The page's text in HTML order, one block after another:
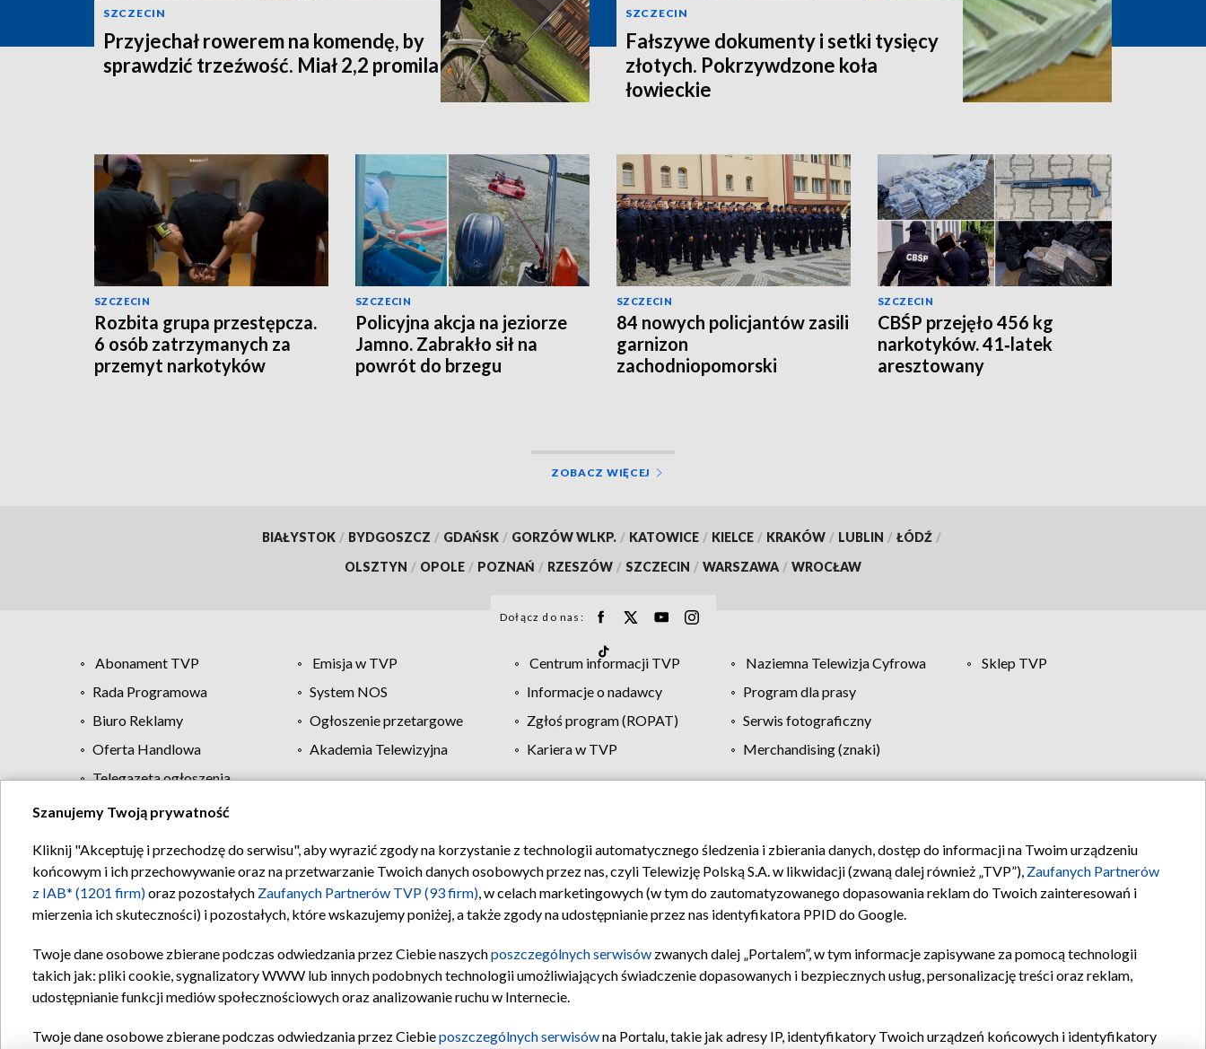
SZCZECIN
Przyjechał rowerem na komendę, by
sprawdzić trzeźwość. Miał 2,2 promila
SZCZECIN
Fałszywe dokumenty i setki tysięcy
złotych. Pokrzywdzone koła
łowieckie
SZCZECIN
Rozbita grupa przestępcza.
6 osób zatrzymanych za
przemyt narkotyków
SZCZECIN
Policyjna akcja na jeziorze
Jamno. Zabrakło sił na
powrót do brzegu
SZCZECIN
84 nowych policjantów zasili
garnizon
zachodniopomorski
SZCZECIN
CBŚP przejęło 456 kg
narkotyków. 41‑latek
aresztowany
ZOBACZ WIĘCEJ
BIAŁYSTOK / BYDGOSZCZ / GDAŃSK / GORZÓW WLKP. / KATOWICE / KIELCE / KRAKÓW / LUBLIN / ŁÓDŹ /
OLSZTYN / OPOLE / POZNAŃ / RZESZÓW / SZCZECIN / WARSZAWA / WROCŁAW
Dołącz do nas:
Abonament TVP Emisja w TVP Centrum informacji TVP Naziemna Telewizja Cyfrowa
Sklep TVP
Rada Programowa
System NOS Informacje o nadawcy
Program dla prasy
Biuro Reklamy
Ogłoszenie przetargowe Zgłoś program (ROPAT)
Serwis fotograficzny
Oferta Handlowa
Akademia Telewizyjna Kariera w TVP
Merchandising (znaki)
Telegazeta ogłoszenia
Regulamin TVP Polityka prywatności Moje zgody Pomoc Biuro reklamy Kontakt
Szanujemy Twoją prywatność
Kliknij "Akceptuję i przechodzę do serwisu", aby wyrazić zgody na korzystanie z technologii automatycznego śledzenia i zbierania danych, dostęp do informacji na Twoim urządzeniu
końcowym i ich przechowywanie oraz na przetwarzanie Twoich danych osobowych przez nas, czyli Telewizję Polską S.A. w likwidacji (zwaną dalej również „TVP”), Zaufanych Partnerów
z IAB* (1201 firm)oraz pozostałych Zaufanych Partnerów TVP (93 firm), w celach marketingowych (w tym do zautomatyzowanego dopasowania reklam do Twoich zainteresowań i
mierzenia ich skuteczności) i pozostałych, które wskazujemy poniżej, a także zgody na udostępnianie przez nas identyfikatora PPID do Google.
Twoje dane osobowe zbierane podczas odwiedzania przez Ciebie naszychposzczególnych serwisów zwanych dalej „Portalem”, w tym informacje zapisywane za pomocą technologii
takich jak: pliki cookie, sygnalizatory WWW lub innych podobnych technologii umożliwiających świadczenie dopasowanych i bezpiecznych usług, personalizację treści oraz reklam,
udostępnianie funkcji mediów społecznościowych oraz analizowanie ruchu w Internecie.
Twoje dane osobowe zbierane podczas odwiedzania przez Ciebieposzczególnych serwisówna Portalu, takie jak adresy IP, identyfikatory Twoich urządzeń końcowych i identyfikatory